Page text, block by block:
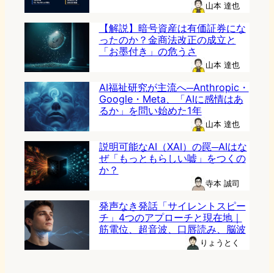
山本 達也
【解説】暗号資産は有価証券にな
ったのか？金商法改正の成立と
「お墨付き」の危うさ
山本 達也
AI福祉研究が主流へ─Anthropic・
Google・Meta、「AIに感情はあ
るか」を問い始めた1年
山本 達也
説明可能なAI（XAI）の罠─AIはな
ぜ「もっともらしい嘘」をつくの
か？
寺本 誠司
発声なき発話「サイレントスピー
チ」4つのアプローチと現在地｜
筋電位、超音波、口唇読み、脳波
りょうとく